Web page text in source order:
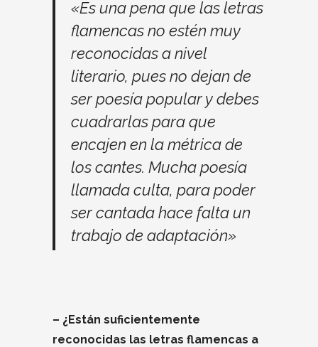
«Es una pena que las letras
flamencas no estén muy
reconocidas a nivel
literario, pues no dejan de
ser poesía popular y debes
cuadrarlas para que
encajen en la métrica de
los cantes. Mucha poesía
llamada culta, para poder
ser cantada hace falta un
trabajo de adaptación»
– ¿Están suficientemente
reconocidas las letras flamencas a